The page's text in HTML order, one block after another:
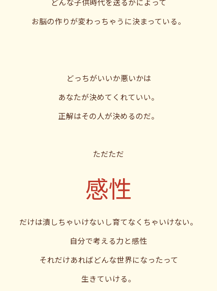
お脳の作りが変わっちゃうに決まっている。
どっちがいいか悪いかは
あなたが決めてくれていい。
正解はその人が決めるのだ。
ただただ
感性
だけは潰しちゃいけないし育てなくちゃいけない。
自分で考える力と感性
それだけあればどんな世界になったって
生きていける。